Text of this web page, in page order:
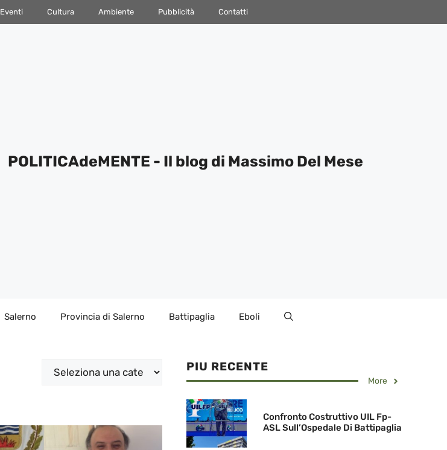
Eventi Cultura Ambiente Pubblicità Contatti
POLITICAdeMENTE - Il blog di Massimo Del Mese
Salerno Provincia di Salerno Battipaglia Eboli
Categorie PIU RECENTE
More
Confronto Costruttivo UIL Fp-
ASL Sull’Ospedale Di Battipaglia